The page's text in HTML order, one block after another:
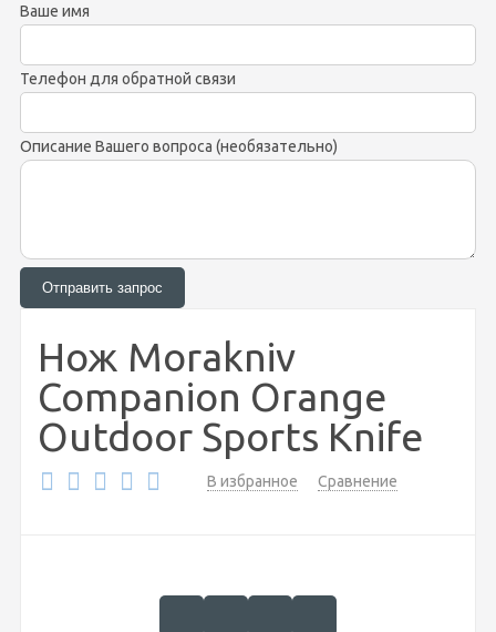
Ваше имя
Телефон для обратной связи
Описание Вашего вопроса (необязательно)
Нож Morakniv
Companion Orange
Outdoor Sports Knife
В избранное Сравнение